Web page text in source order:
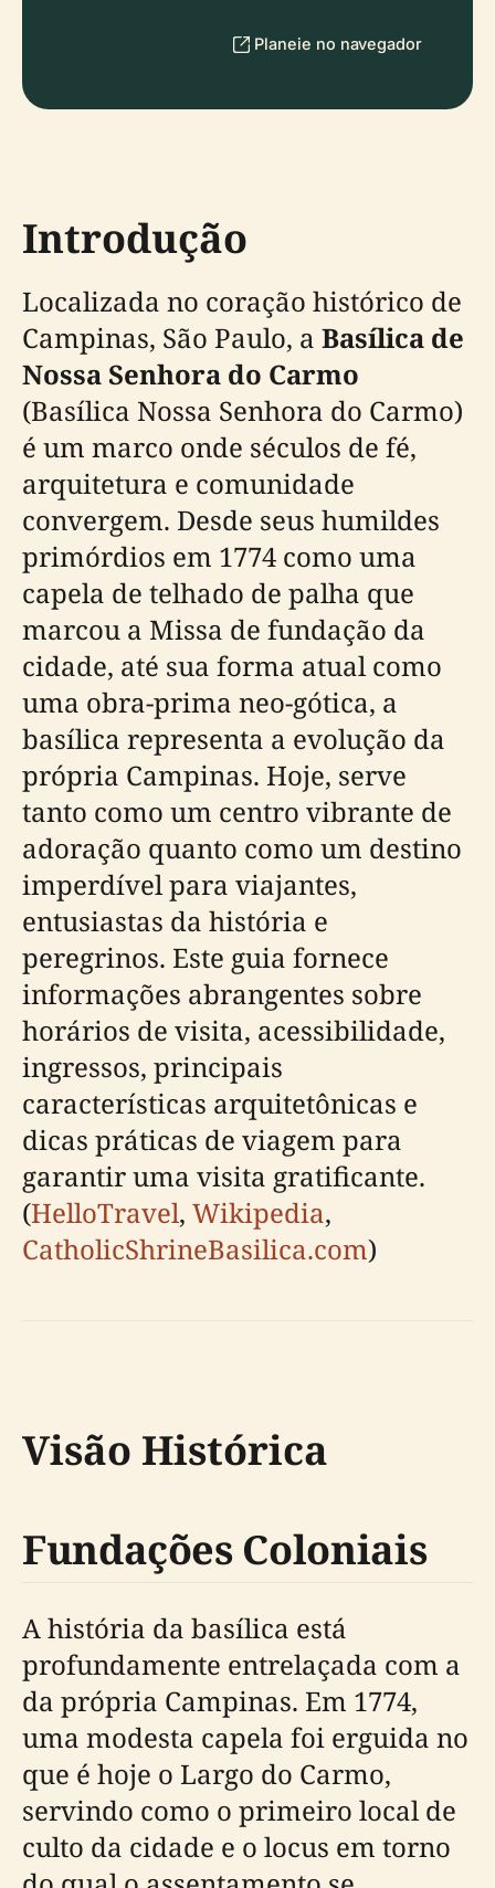
Planeie no navegador
Introdução
Localizada no coração histórico de
Campinas, São Paulo, a Basílica de
Nossa Senhora do Carmo
(Basílica Nossa Senhora do Carmo)
é um marco onde séculos de fé,
arquitetura e comunidade
convergem. Desde seus humildes
primórdios em 1774 como uma
capela de telhado de palha que
marcou a Missa de fundação da
cidade, até sua forma atual como
uma obra-prima neo-gótica, a
basílica representa a evolução da
própria Campinas. Hoje, serve
tanto como um centro vibrante de
adoração quanto como um destino
imperdível para viajantes,
entusiastas da história e
peregrinos. Este guia fornece
informações abrangentes sobre
horários de visita, acessibilidade,
ingressos, principais
características arquitetônicas e
dicas práticas de viagem para
garantir uma visita gratificante.
(HelloTravel, Wikipedia,
CatholicShrineBasilica.com)
Visão Histórica
Fundações Coloniais
A história da basílica está
profundamente entrelaçada com a
da própria Campinas. Em 1774,
uma modesta capela foi erguida no
que é hoje o Largo do Carmo,
servindo como o primeiro local de
culto da cidade e o locus em torno